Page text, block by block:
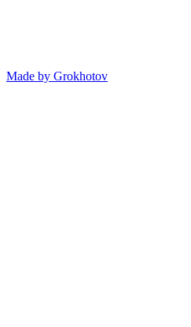
Made by Grokhotov